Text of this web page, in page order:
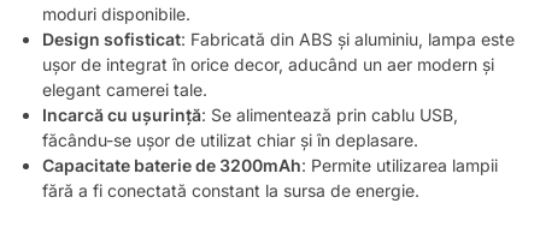
moduri disponibile.
Design sofisticat: Fabricată din ABS și aluminiu, lampa este
ușor de integrat în orice decor, aducând un aer modern și
elegant camerei tale.
Incarcă cu ușurință: Se alimentează prin cablu USB,
făcându-se ușor de utilizat chiar și în deplasare.
Capacitate baterie de 3200mAh: Permite utilizarea lampii
fără a fi conectată constant la sursa de energie.